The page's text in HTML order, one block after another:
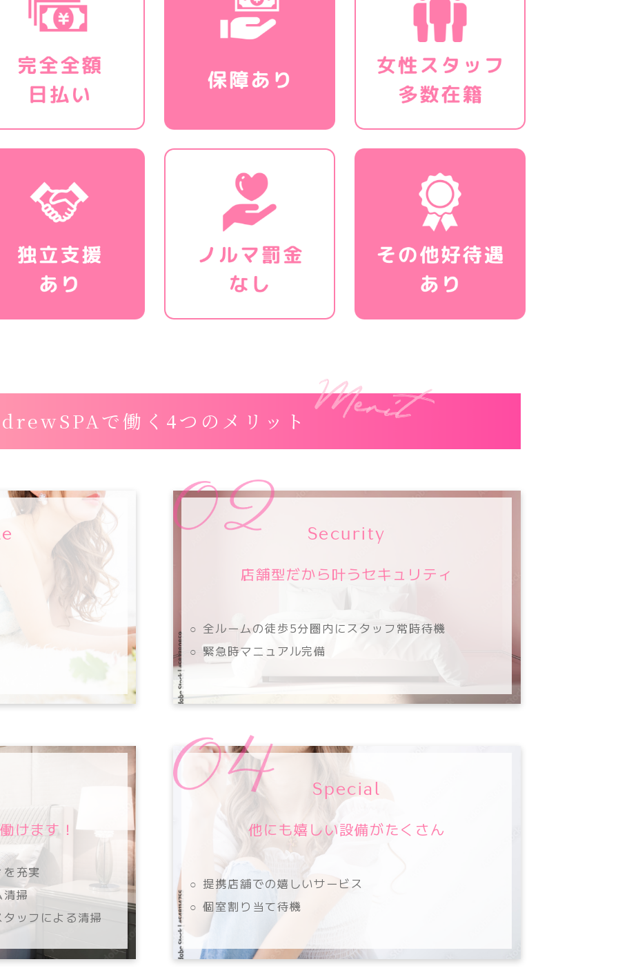
drewSPAで働く4つのメリット
Security
店舗型だから叶うセキュリティ
○ 全ルームの徒歩5分圏内にスタッフ常時待機
○ 緊急時マニュアル完備
けます！
充実
清掃
ッフによる清掃
Special
他にも嬉しい設備がたくさん
○ 提携店舗での嬉しいサービス
○ 個室割り当て待機